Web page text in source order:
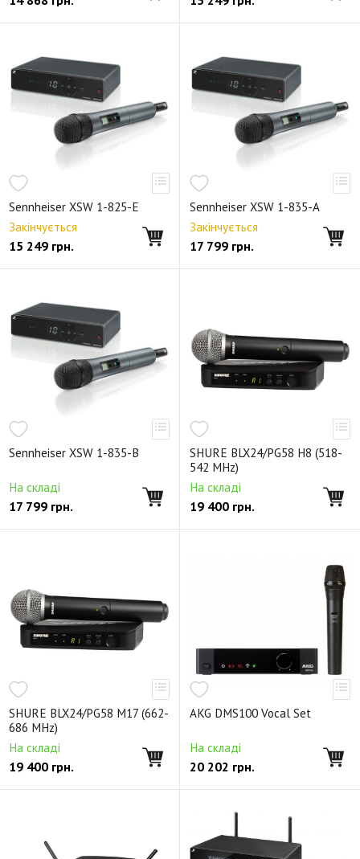
Sennheiser XSW 1-825-E
Закінчується
15 249 грн.
Sennheiser XSW 1-835-A
Закінчується
17 799 грн.
Sennheiser XSW 1-835-B
На складі
17 799 грн.
SHURE BLX24/PG58 H8 (518-
542 MHz)
На складі
19 400 грн.
SHURE BLX24/PG58 M17 (662-
686 MHz)
На складі
19 400 грн.
AKG DMS100 Vocal Set
На складі
20 202 грн.